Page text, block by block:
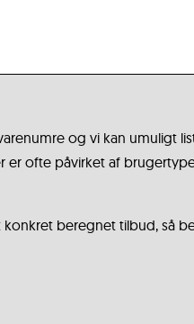
og vi kan umuligt
er ofte påvirket af
beregnet tilbud, så